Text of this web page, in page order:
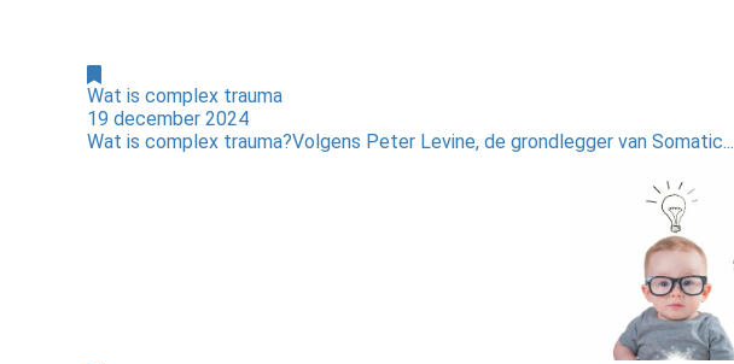
Wat is complex trauma
19 december 2024
Wat is complex trauma?Volgens Peter Levine, de grondlegger van Somatic...